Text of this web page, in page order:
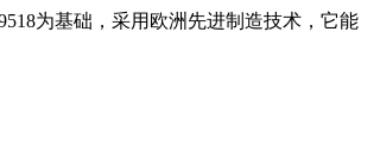
为基础，采用欧洲先进制造技术，它能